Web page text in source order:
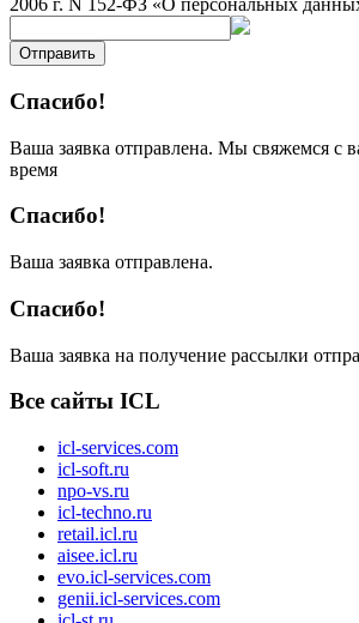
2006 г. N 152-ФЗ «О персональных
Отправить
Спасибо!
Ваша заявка отправлена. Мы свяжемся с
время
Спасибо!
Ваша заявка отправлена.
Спасибо!
Ваша заявка на получение рассылки
Все сайты ICL
icl-services.com
icl-soft.ru
npo-vs.ru
icl-techno.ru
retail.icl.ru
aisee.icl.ru
evo.icl-services.com
genii.icl-services.com